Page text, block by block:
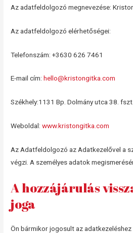
Az adatfeldolgozó megnevezése:
Az adatfeldolgozó elérhetőségei:
Telefonszám: +3630 626 7461
E-mail cím:hello@kristongitka.com
Székhely:1131 Bp. Dolmány utca 38.
Weboldal:www.kristongitka.com
Az Adatfeldolgozó az Adatkezelővel a
végzi. A személyes adatok
A hozzájárulás
joga
Ön bármikor jogosult az